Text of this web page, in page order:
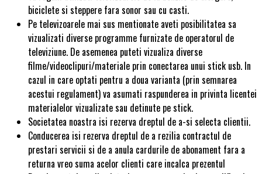
biciclete si steppere fara sonor sau cu casti.
Pe televizoarele mai sus mentionate aveti posibilitatea sa
vizualizati diverse programme furnizate de operatorul de
televiziune. De asemenea puteti vizualiza diverse
filme/videoclipuri/materiale prin conectarea unui stick usb. In
cazul in care optati pentru a doua varianta (prin semnarea
acestui regulament) va asumati raspunderea in privinta licentei
materialelor vizualizate sau detinute pe stick.
Societatea noastra isi rezerva dreptul de a-si selecta clientii.
Conducerea isi rezerva dreptul de a rezilia contractul de
prestari servicii si de a anula cardurile de abonament fara a
returna vreo suma acelor clienti care incalca prezentul